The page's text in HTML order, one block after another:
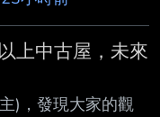
上中古屋，未來
)，發現大家的觀